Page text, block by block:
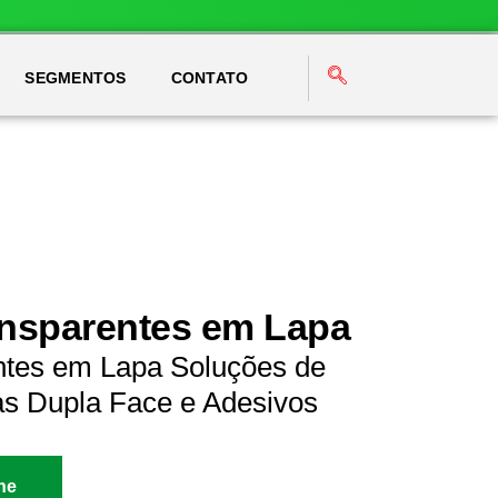
SEGMENTOS CONTATO
em Lapa
em Lapa Soluções de
Dupla Face e Adesivos